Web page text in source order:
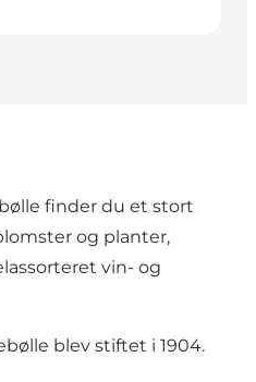
finder du et stort
og planter,
vin- og
blev stiftet i 1904.